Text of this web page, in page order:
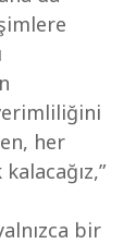
her
bir